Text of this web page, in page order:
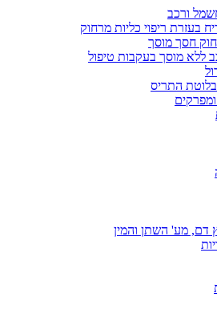
ורכב
בעזרת ריפוי כליות מרחוק
חסך מוסך
ללא מוסך בעקבות טיפול
התריס
דם, מע' השתן והמין